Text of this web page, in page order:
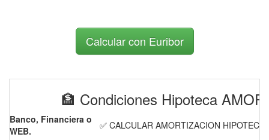
Calcular con Euribor
🏦 Condiciones Hipoteca
Banco, Financiera o
WEB.
✅ CALCULAR AMORTIZACION HIPOTECA